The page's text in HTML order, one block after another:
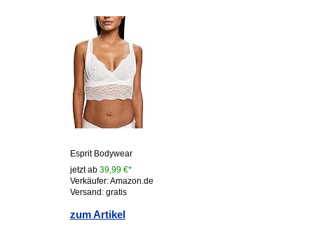
Esprit Bodywear
jetzt ab 39,99 €*
Verkäufer: Amazon.de
Versand: gratis
zum Artikel